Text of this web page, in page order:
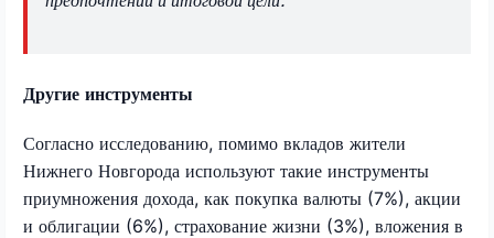
Другие инструменты
Согласно исследованию, помимо вкладов жители
Нижнего Новгорода используют такие инструменты
приумножения дохода, как покупка валюты (7%), акции
и облигации (6%), страхование жизни (3%), вложения в